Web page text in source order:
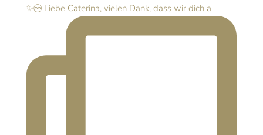
✨♾️ Liebe Caterina, vielen Dank, dass wir dich a